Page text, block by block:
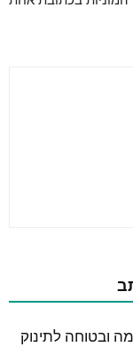
ובטוחה לתינוק